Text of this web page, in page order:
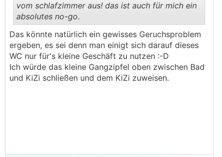
.
vom schlafzimmer aus! das ist auch für mich ein
absolutes no-go.
Das könnte natürlich ein gewisses Geruchsproblem
ergeben, es sei denn man einigt sich darauf dieses
WC nur für's kleine Geschäft zu nutzen :-D
Ich würde das kleine Gangzipfel oben zwischen Bad
und KiZi schließen und dem KiZi zuweisen.